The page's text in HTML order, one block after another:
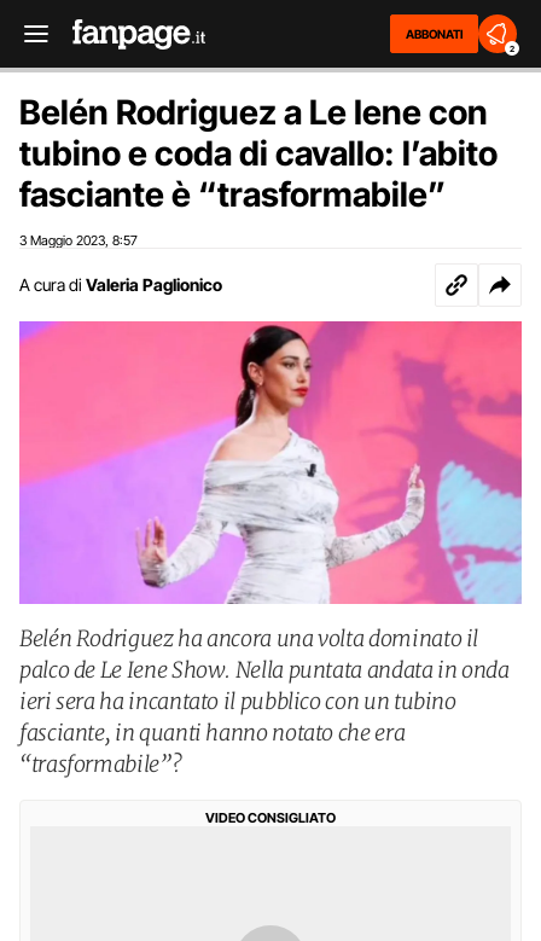
ABBONATI
2
Belén Rodriguez a Le Iene con
tubino e coda di cavallo: l’abito
fasciante è “trasformabile”
3 Maggio 2023 8:57
A cura di Valeria Paglionico
Belén Rodriguez ha ancora una volta dominato il
palco de Le Iene Show. Nella puntata andata in onda
ieri sera ha incantato il pubblico con un tubino
fasciante, in quanti hanno notato che era
“trasformabile”?
VIDEO CONSIGLIATO